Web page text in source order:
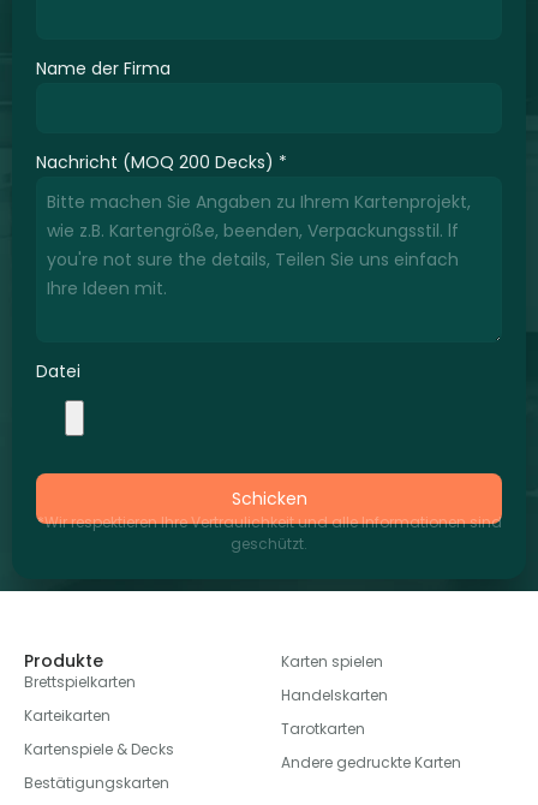
Name der Firma
Nachricht (MOQ 200 Decks) *
Datei
Schicken
*Wir respektieren Ihre Vertraulichkeit und alle Informationen sind
geschützt.
Produkte
Brettspielkarten
Karteikarten
Kartenspiele & Decks
Bestätigungskarten
Karten spielen
Handelskarten
Tarotkarten
Andere gedruckte Karten